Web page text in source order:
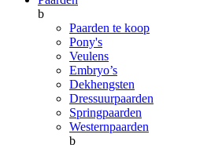
b
Paarden te koop
Pony's
Veulens
Embryo’s
Dekhengsten
Dressuurpaarden
Springpaarden
Westernpaarden
b